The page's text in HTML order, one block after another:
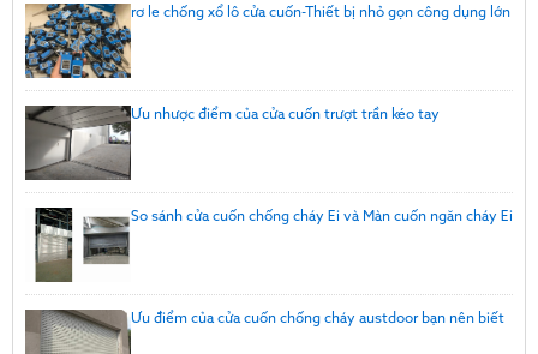
rơ le chống xổ lô cửa cuốn-Thiết bị nhỏ gọn công dụng lớn
Ưu nhược điểm của cửa cuốn trượt trần kéo tay
So sánh cửa cuốn chống cháy Ei và Màn cuốn ngăn cháy Ei
Ưu điểm của cửa cuốn chống cháy austdoor bạn nên biết